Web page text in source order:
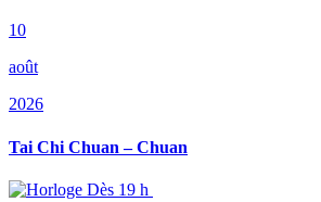
10
août
2026
Tai Chi Chuan – Chuan
Dès 19 h